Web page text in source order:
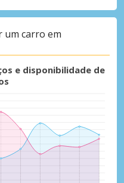
dos nossos
com eLink
um carro em
e disponibilidade de